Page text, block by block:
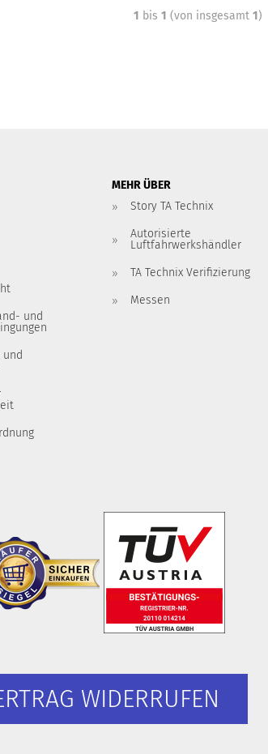
1 bis 1 (von insgesamt 1)
und
MEHR ÜBER
Story TA Technix
Autorisierte
Luftfahrwerkshändler
TA Technix Verifizierung
Messen
WIDERRUFEN